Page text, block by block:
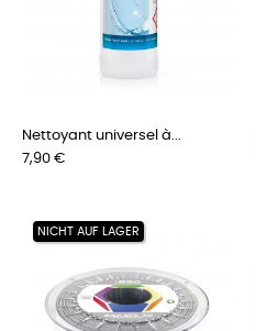
Nettoyant universel à...
Preis
7,90 €
NICHT AUF LAGER